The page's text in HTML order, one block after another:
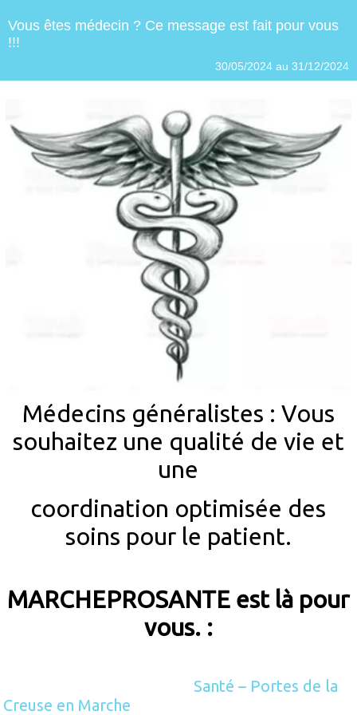
Vous êtes médecin ? Ce message est fait pour vous
!!!
30/05/2024 au 31/12/2024
Médecins généralistes : Vous
souhaitez une qualité de vie et
une
coordination optimisée des
soins pour le patient.
MARCHEPROSANTE est là pour
vous. :
Santé – Portes de la
Creuse en Marche